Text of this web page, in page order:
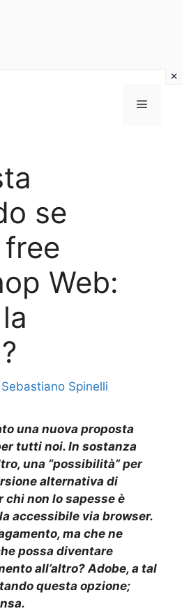
MENU
se
Web:
Sebastiano Spinelli
una nuova proposta
tutti noi. In sostanza
una “possibilità” per
alternativa di
chi non lo sapesse è
accessibile via browser.
ma che ne
possa diventare
all’altro? Adobe, a tal
questa opzione;